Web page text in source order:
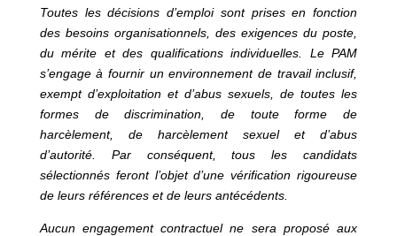
Toutes les décisions d’emploi sont prises en fonction
des besoins organisationnels, des exigences du poste,
du mérite et des qualifications individuelles. Le PAM
s’engage à fournir un environnement de travail inclusif,
exempt d’exploitation et d’abus sexuels, de toutes les
formes de discrimination, de toute forme de
harcèlement, de harcèlement sexuel et d’abus
d’autorité. Par conséquent, tous les candidats
sélectionnés feront l’objet d’une vérification rigoureuse
de leurs références et de leurs antécédents.
Aucun engagement contractuel ne sera proposé aux